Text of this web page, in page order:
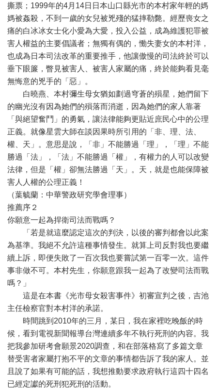
撕票；1999年的4月14日日本山口縣光市的本村家年輕的媽
媽被姦殺，不到一歲的女兒被兇殘的猛摔勒斃。經歷喪女之
痛的白冰冰女士化小愛為大愛，投入公益，成為維護犯罪被
害人權益的主要倡議者；無獨有偶的，慟失妻女的本村洋，
也成為日本司法改革的重要推手，他讓傲慢的司法終於可以
垂下眼簾，瞥見被害人、被害人家屬的痛，終於能夠看見毫
無悔意的兇手的「惡」。
白曉燕、本村彌生母女猶如劃過穹蒼的殞星，她們留下
的幽光沒有因為她們的殞落而消逝，因為她們的家人靠著
「與絕望奮鬥」的勇氣，讓法律能夠更貼近庶民心中的公理
正義。就像星雲大師在談因果時所引用的「非、理、法、
權、天」。意思是說，「非」不能勝過「理」，「理」不能
勝過「法」，「法」不能勝過「權」，有權力的人可以改變
法律，但是「權」卻無法勝過「天」。天，就是也能保障被
害人人權的公理正義！
（葉毓蘭：中華警政研究學會理事）
推薦序２
你願意一起為捍衛司法而戰嗎？
「若是就這麼認定這次的判決，以後的審判都會以此案
為基準。我絕不允許這種事情發生。就算上司反對我也要繼
續上訴，即便失敗了一百次我也要嘗試第一百零一次。這件
事非做不可。本村先生，你願意跟我一起為了改變司法而戰
嗎？」
這是在本書《光市母女殺害事件》初審宣判之後，吉池
主任檢察官對本村洋的承諾。
時間跳到2010年的三月，某日，我在家裡吃晚飯的時
候，看到電視新聞報導台灣連續多年不執行死刑的內容。我
把我參加研考會願景2020調查，和在部落格寫了多篇文章
替受害者家屬打抱不平的文章的事情都告訴了我的家人。並
且說了如果有可能的話，我想推動要求政府執行這四十四名
已經定讞的死刑犯死刑的活動。